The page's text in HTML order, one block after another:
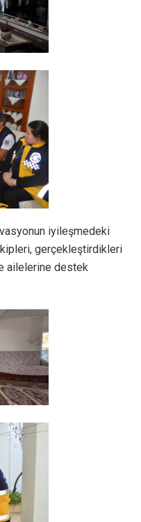
iyileşmedeki
gerçekleştirdikleri
ailelerine destek